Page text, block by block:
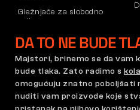
Gležnjače za slobodno
vrijeme
Hlače
Dukserice
Opći uvjeti poslovanja
DA TO NE BUDE
Majstori, brinemo se da vam
bude tlaka. Zato radimo s
omogućuju znatno poboljšati
nuditi vam proizvode koje